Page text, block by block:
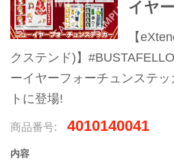
イヤ
【
クステンド)】
ーイヤーフォーチュンステ
トに登場!
商品番号: 4010140041
内容